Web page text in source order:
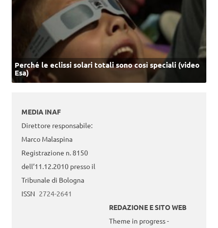
Perché le eclissi solari totali sono così speciali (video
Esa)
MEDIA INAF
Direttore responsabile:
Marco Malaspina
Registrazione n. 8150
dell’11.12.2010 presso il
Tribunale di Bologna
ISSN 2724-2641
REDAZIONE E SITO WEB
Theme in progress -